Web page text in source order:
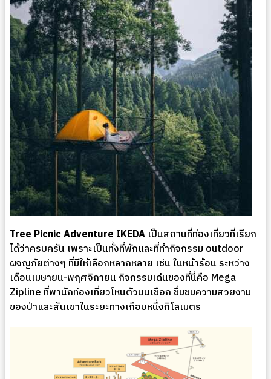
Tree Picnic Adventure IKEDA เป็นสถานที่ท่องเที่ยวที่เรียก
ได้ว่าครบครัน เพราะเป็นทั้งที่พักและที่ทำกิจกรรม outdoor
ผจญภัยต่างๆ ที่มีให้เลือกหลากหลาย เช่น ในหน้าร้อน ระหว่าง
เดือนเมษายน-พฤศจิกายน กิจกรรมเด่นของที่นี่คือ Mega
Zipline ที่พานักท่องเที่ยวโหนตัวบนเชือก ชื่มชมความสวยงาม
ของป่าและสันเขาในระยะทางเกือบหนึ่งกิโลเมตร